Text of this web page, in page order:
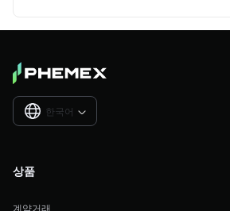
한국어 
상품
계약거래